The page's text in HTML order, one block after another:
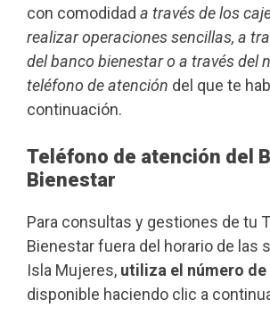
con comodidad a través de los
realizar operaciones sencillas, a
del banco bienestar o a través del
teléfono de atención del que te
continuación.
Teléfono de atención del
Bienestar
Para consultas y gestiones de tu
Bienestar fuera del horario de las
Isla Mujeres, utiliza el número
disponible haciendo clic a